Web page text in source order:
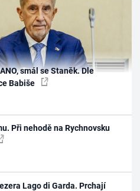
smál se Staněk. Dle
Babiše
Při nehodě na Rychnovsku
Lago di Garda. Prchají